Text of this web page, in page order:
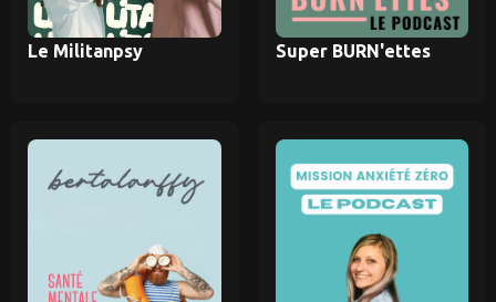
Le Militanpsy Super BURN'ettes